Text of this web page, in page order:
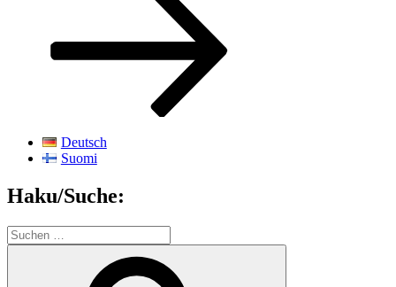
Deutsch
Suomi
Haku/Suche:
Suchen
nach: